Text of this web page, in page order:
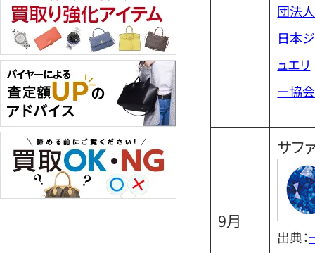
団法人
日本ジ
ュエリ
ー協会
9月
サフ
出典：